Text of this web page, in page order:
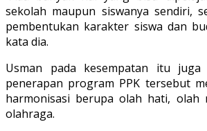
sekolah maupun siswanya sendiri,
pembentukan karakter siswa dan
kata dia.
Usman pada kesempatan itu juga
penerapan program PPK tersebut
harmonisasi berupa olah hati, olah
olahraga.